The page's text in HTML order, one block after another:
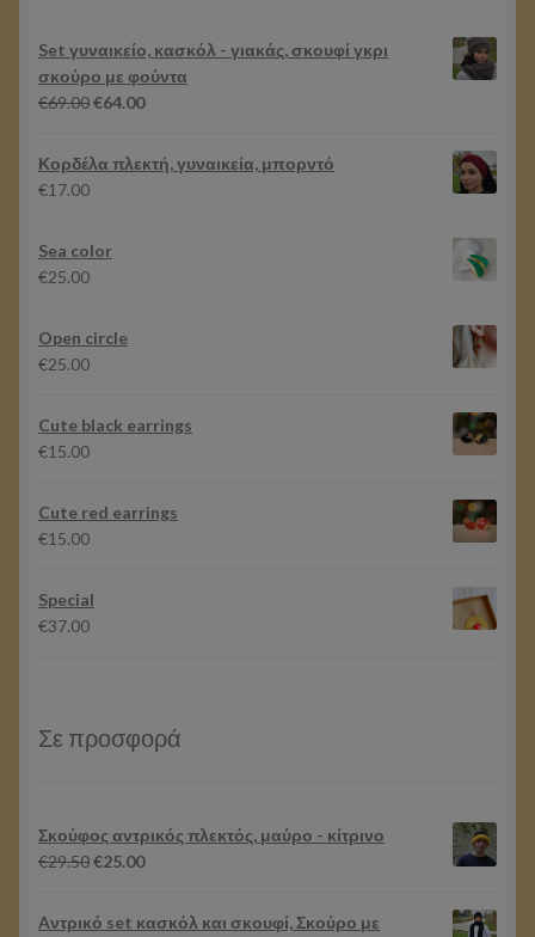
είναι:
Set γυναικείο, κασκόλ - γιακάς, σκουφί γκρι
σκούρο με φούντα
€69.00Original
was:
€64.00Η
τιμή
είναι:
Κορδέλα πλεκτή, γυναικεία, μπορντό
€17.00
Sea color
€25.00
Open circle
€25.00
Cute black earrings
€15.00
Cute red earrings
€15.00
Special
€37.00
Σε προσφορά
Σκούφος αντρικός πλεκτός, μαύρο - κίτρινο
€29.50Original
was:
€25.00Η
Aντρικό set κασκόλ και σκουφί, Σκούρο με